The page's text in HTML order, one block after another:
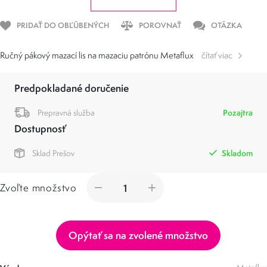
PRIDAŤ DO OBĽÚBENÝCH POROVNAŤ OTÁZKA
Ručný pákový mazací lis na mazaciu patrónu Metaflux čítať viac
Predpokladané doručenie
Prepravná služba Pozajtra
Dostupnosť
Sklad Prešov Skladom
Zvoľte množstvo
Opýtať sa na zvolené množstvo